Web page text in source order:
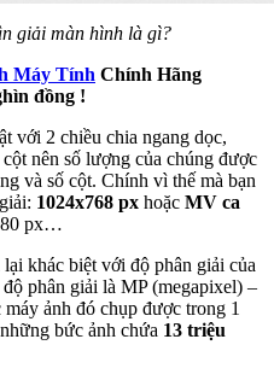
giải màn hình là gì?
Máy Tính Chính Hãng
đồng !
với 2 chiều chia ngang dọc,
nên số lượng của chúng được
và số cột. Chính vì thế mà bạn
1024x768 px hoặc MV ca
px…
khác biệt với độ phân giải của
phân giải là MP (megapixel) –
ảnh đó chụp được trong 1
bức ảnh chứa 13 triệu